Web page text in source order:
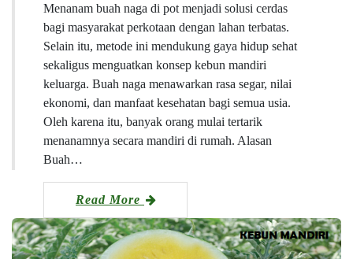
Menanam buah naga di pot menjadi solusi cerdas
bagi masyarakat perkotaan dengan lahan terbatas.
Selain itu, metode ini mendukung gaya hidup sehat
sekaligus menguatkan konsep kebun mandiri
keluarga. Buah naga menawarkan rasa segar, nilai
ekonomi, dan manfaat kesehatan bagi semua usia.
Oleh karena itu, banyak orang mulai tertarik
menanamnya secara mandiri di rumah. Alasan
Buah…
Read More